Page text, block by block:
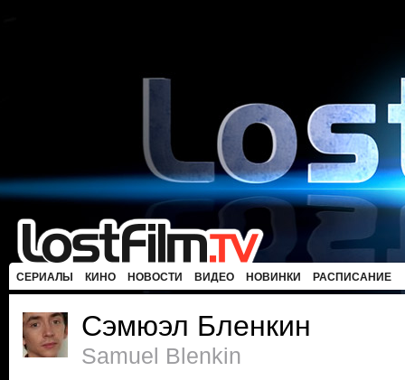
СЕРИАЛЫ КИНО НОВОСТИ ВИДЕО НОВИНКИ РАСПИСАНИЕ
Сэмюэл Бленкин
Samuel Blenkin